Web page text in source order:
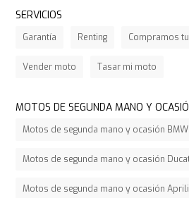
SERVICIOS
Garantía Renting Compramos
Vender moto Tasar mi moto
MOTOS DE SEGUNDA MANO Y
Motos de segunda mano y ocasión BMW
Motos de segunda mano y ocasión
Motos de segunda mano y ocasión